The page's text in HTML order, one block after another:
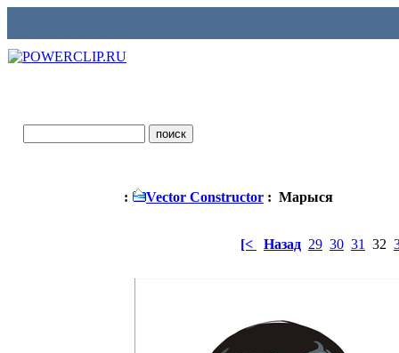
: Vector Constructor : Марыся
[< Назад 29 30 31 32